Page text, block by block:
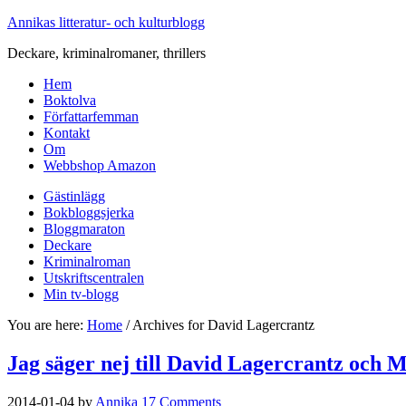
Annikas litteratur- och kulturblogg
Deckare, kriminalromaner, thrillers
Hem
Boktolva
Författarfemman
Kontakt
Om
Webbshop Amazon
Gästinlägg
Bokbloggsjerka
Bloggmaraton
Deckare
Kriminalroman
Utskriftscentralen
Min tv-blogg
You are here: Home /Archives for David Lagercrantz
Jag säger nej till David Lagercrantz och
2014-01-04 by Annika 17 Comments